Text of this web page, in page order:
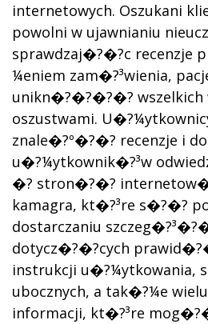
internetowych. Oszukani
powolni w ujawnianiu
sprawdzaj�?�?c recenzje
¼eniem zam�?³wienia,
unikn�?�?�?�? wszelkich
oszustwami.
znale�?º�?�? recenzje i
u�?¼ytkownik�?³w
�? stron�?�?
kamagra, kt�?³re s�?�?
dostarczaniu
dotycz�?�?cych
instrukcji u�?¼ytkowania,
ubocznych, a tak�?¼e
informacji, kt�?³re